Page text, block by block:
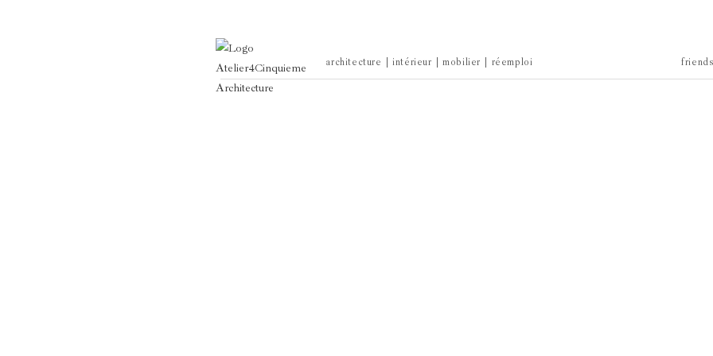
architecture intérieur mobilier réemploi friends